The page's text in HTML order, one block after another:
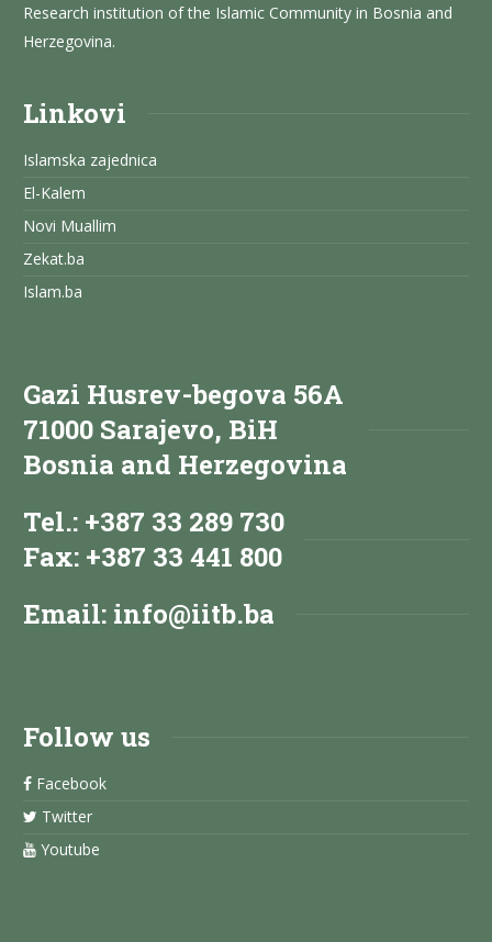
Research institution of the Islamic Community in Bosnia and
Herzegovina.
Linkovi
Islamska zajednica
El-Kalem
Novi Muallim
Zekat.ba
Islam.ba
Gazi Husrev-begova 56A
71000 Sarajevo, BiH
Bosnia and Herzegovina
Tel.: +387 33 289 730
Fax: +387 33 441 800
Email: info@iitb.ba
Follow us
Facebook
Twitter
Youtube